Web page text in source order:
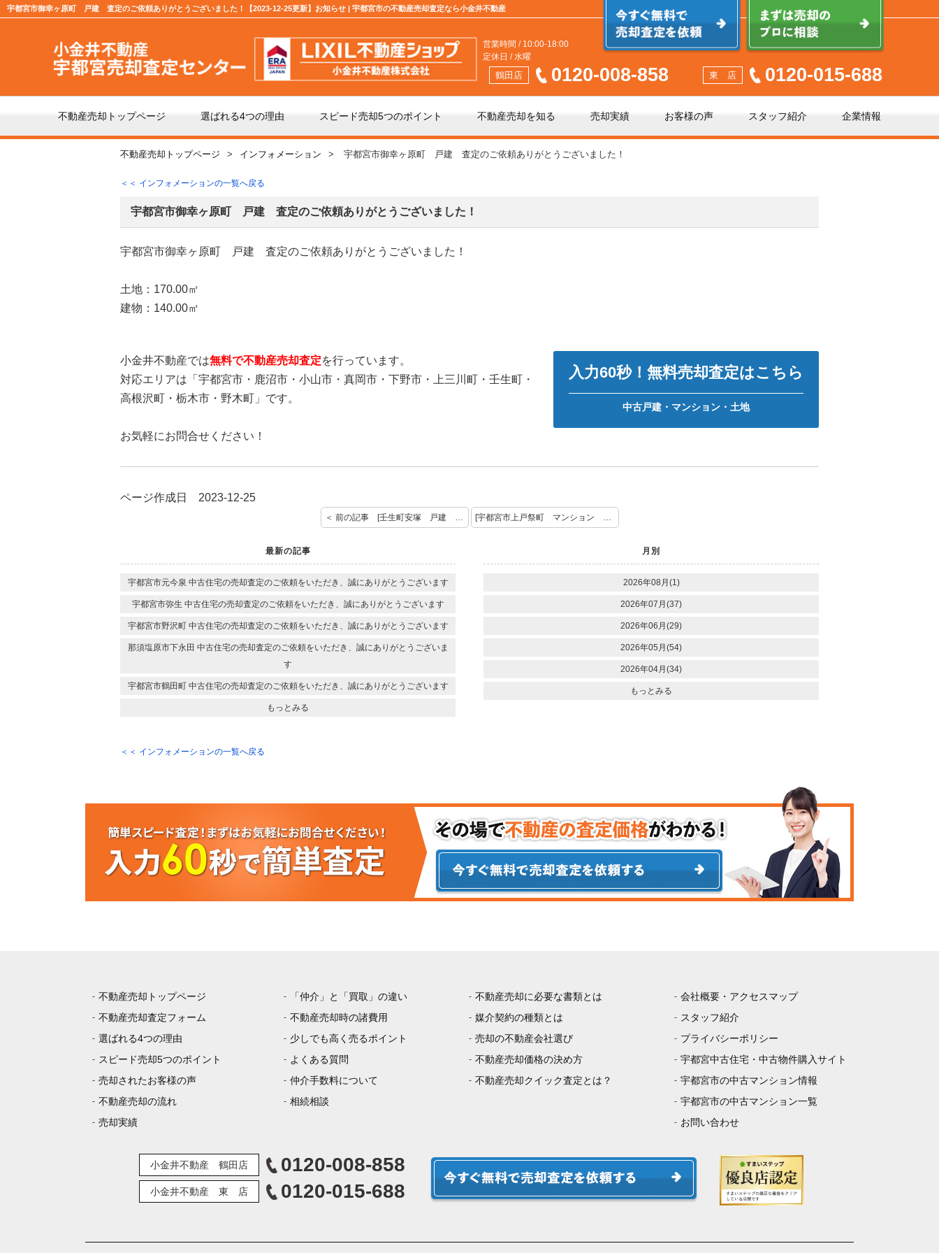
宇都宮市御幸ヶ原町 戸建 査定のご依頼ありがとうございました！【2023-12-25更新】お知らせ | 宇都宮市の不動産売却査定なら小金井不動産
営業時間 / 10:00-18:00
定休日 / 水曜
鶴田店 0120-008-858 東 店 0120-015-688
不動産売却トップページ 選ばれる4つの理由 スピード売却5つのポイント 不動産売却を知る
不動産の売却の流れ 「仲介」と「買取」の違い 不動産売却時の諸費用
よくある質問 仲介手数料について
媒介契約の種類とは 売却の不動産会社選び
売却実績 お客様の声 スタッフ紹介 企業情報
不動産売却トップページ インフォメーション 宇都宮市御幸ヶ原町 戸建 査定のご依頼ありがとうございました！
＜＜ インフォメーションの一覧へ戻る
宇都宮市御幸ヶ原町 戸建 査定のご依頼ありがとうございました！
宇都宮市御幸ヶ原町 戸建 査定のご依頼ありがとうございました！
土地：170.00㎡
建物：140.00㎡
小金井不動産では無料で不動産売却査定を行っています。
対応エリアは「宇都宮市・鹿沼市・小山市・真岡市・下野市・上三川町・壬生町・
高根沢町・栃木市・野木町」です。
お気軽にお問合せください！
入力60秒！無料売却査定はこちら
中古戸建・マンション・土地
ページ作成日 2023-12-25
＜ 前の記事 [壬生町安塚 戸建 査定のご依頼ありがとうございます！] [宇都宮市上戸祭町 マンション 査定のご依頼ありがとうございました！] 次の記事 ＞
最新の記事
宇都宮市元今泉 中古住宅の売却査定のご依頼をいただき、誠にありがとうございます
宇都宮市弥生 中古住宅の売却査定のご依頼をいただき、誠にありがとうございます
宇都宮市野沢町 中古住宅の売却査定のご依頼をいただき、誠にありがとうございます
那須塩原市下永田 中古住宅の売却査定のご依頼をいただき、誠にありがとうございま
す
宇都宮市鶴田町 中古住宅の売却査定のご依頼をいただき、誠にありがとうございます
もっとみる
月別
2026年08月(1)
2026年07月(37)
2026年06月(29)
2026年05月(54)
2026年04月(34)
もっとみる
＜＜ インフォメーションの一覧へ戻る
不動産売却トップページ
不動産売却査定フォーム
選ばれる4つの理由
スピード売却5つのポイント
売却されたお客様の声
不動産売却の流れ
売却実績
「仲介」と「買取」の違い
不動産売却時の諸費用
少しでも高く売るポイント
よくある質問
仲介手数料について
相続相談
不動産売却に必要な書類とは
媒介契約の種類とは
売却の不動産会社選び
不動産売却価格の決め方
不動産売却クイック査定とは？
会社概要・アクセスマップ
スタッフ紹介
プライバシーポリシー
宇都宮中古住宅・中古物件購入サイト
宇都宮市の中古マンション情報
宇都宮市の中古マンション一覧
お問い合わせ
小金井不動産 鶴田店 0120-008-858
小金井不動産 東 店 0120-015-688